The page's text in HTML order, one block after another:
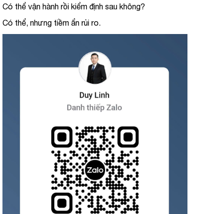
Có thể vận hành rồi kiểm định sau không?
Có thể, nhưng tiềm ẩn rủi ro.